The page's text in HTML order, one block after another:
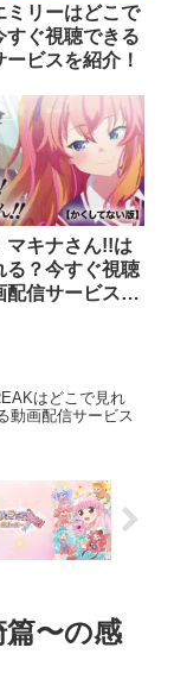
ミリーはどこで
すぐ視聴できる
ビスを紹介！
マキナさん!!は
る？今すぐ視聴
配信サービスを
はどこで見れ
動画配信サービス
〜の感